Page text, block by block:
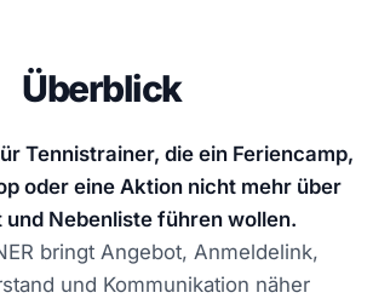
Überblick
Tennistrainer, die ein Feriencamp,
oder eine Aktion nicht mehr über
und Nebenliste führen wollen.
bringt Angebot, Anmeldelink,
und Kommunikation näher